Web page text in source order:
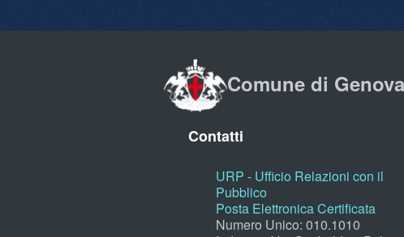
Comune di Genova
Contatti
URP - Ufficio Relazioni con il
Pubblico
Posta Elettronica Certificata
Numero Unico: 010.1010